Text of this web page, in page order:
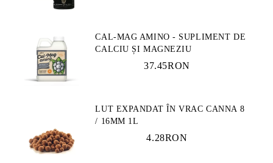
CAL-MAG AMINO - SUPLIMENT DE
CALCIU ȘI MAGNEZIU
37.45RON
LUT EXPANDAT ÎN VRAC CANNA 8
/ 16MM 1L
4.28RON